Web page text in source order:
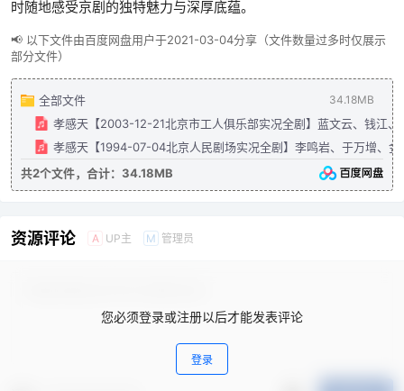
时随地感受京剧的独特魅力与深厚底蕴。
📢 以下文件由百度网盘用户于2021-03-04分享（文件数量过多时仅展示
部分文件）
全部文件 34.18MB
孝感天【2003-12-21北京市工人俱乐部实况全剧】蓝文云、钱江、
孝感天【1994-07-04北京人民剧场实况全剧】李鸣岩、于万增、
共2个文件，合计：34.18MB
资源评论 A UP主 M 管理员
您必须登录或注册以后才能发表评论
登录